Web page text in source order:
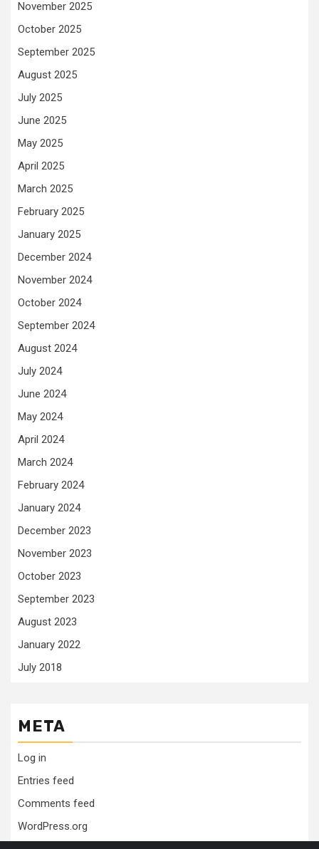
November 2025
October 2025
September 2025
August 2025
July 2025
June 2025
May 2025
April 2025
March 2025
February 2025
January 2025
December 2024
November 2024
October 2024
September 2024
August 2024
July 2024
June 2024
May 2024
April 2024
March 2024
February 2024
January 2024
December 2023
November 2023
October 2023
September 2023
August 2023
January 2022
July 2018
META
Log in
Entries feed
Comments feed
WordPress.org